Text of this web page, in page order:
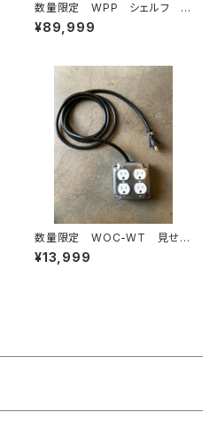
数量限定 WPP シェルフ テ
ーブルシェルフ 作業台 アイ
アン 引出セット ディスプレ
¥89,999
数量限定 WOC-WT 見せる
延長コード コンセント 本体＋
カバーセット （ホワイト）延長コ
¥13,999